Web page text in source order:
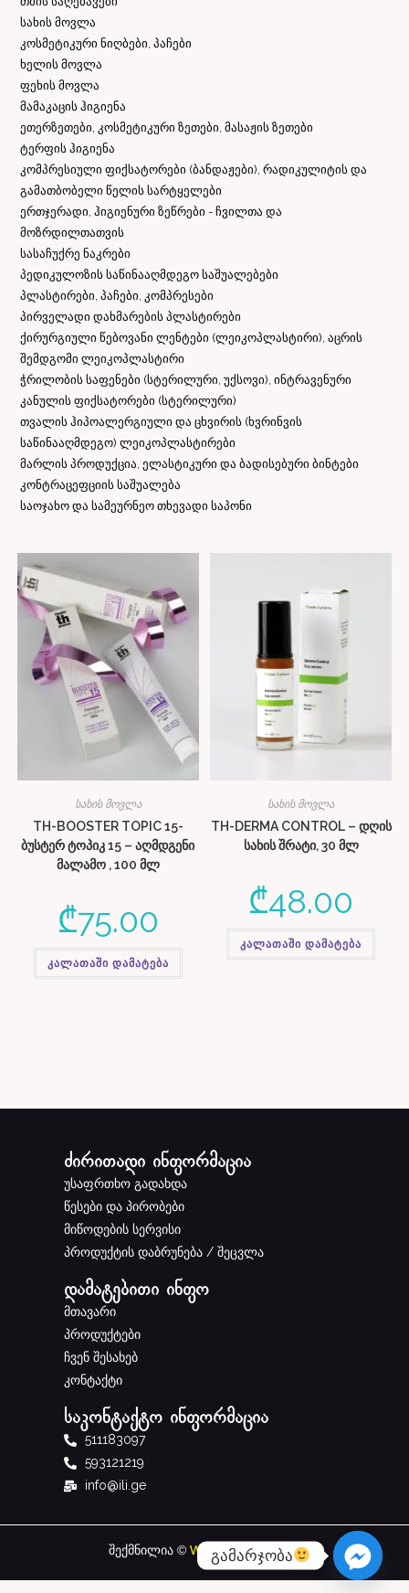
სახის მოვლა
კოსმეტიკური ნიღბები, პაჩები
ხელის მოვლა
ფეხის მოვლა
მამაკაცის ჰიგიენა
ეთერზეთები, კოსმეტიკური ზეთები, მასაჟის ზეთები
ტერფის ჰიგიენა
კომპრესიული ფიქსატორები (ბანდაჟები), რადიკულიტის და
გამათბობელი წელის სარტყელები
ერთჯერადი, ჰიგიენური ზეწრები - ჩვილთა და
მოზრდილთათვის
სასაჩუქრე ნაკრები
პედიკულოზის საწინააღმდეგო საშუალებები
პლასტირები, პაჩები, კომპრესები
პირველადი დახმარების პლასტირები
ქირურგიული წებოვანი ლენტები (ლეიკოპლასტირი), აცრის
შემდგომი ლეიკოპლასტირი
ჭრილობის საფენები (სტერილური, უქსოვი), ინტრავენური
კანულის ფიქსატორები (სტერილური)
თვალის ჰიპოალერგიული და ცხვირის (ხვრინვის
საწინააღმდეგო) ლეიკოპლასტირები
მარლის პროდუქცია, ელასტიკური და ბადისებური ბინტები
კონტრაცეფციის საშუალება
საოჯახო და სამეურნეო თხევადი საპონი
სახის მოვლა
TH-BOOSTER TOPIC 15-
ბუსტერ ტოპიკ 15 – აღმდგენი
მალამო , 100 მლ
₾75.00
კალათაში დამატება
სახის მოვლა
TH-DERMA CONTROL – დღის
სახის შრატი, 30 მლ
₾48.00
კალათაში დამატება
ძირითადი ინფორმაცია
უსაფრთხო გადახდა
წესები და პირობები
მიწოდების სერვისი
პროდუქტის დაბრუნება / შეცვლა
დამატებითი ინფო
მთავარი
პროდუქტები
ჩვენ შესახებ
კონტაქტი
საკონტაქტო ინფორმაცია
511183097
593121219
info@ili.ge
შექმნილია © W studio.Geს მიერ
გამარჯობა